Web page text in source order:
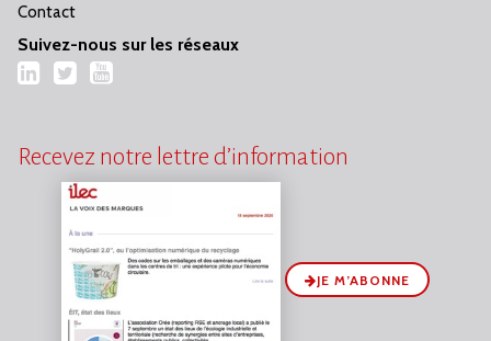
Contact
Suivez-nous sur les réseaux
LinkedIn
TwitterYouTube
Recevez notre lettre d’information
JE M’ABONNE